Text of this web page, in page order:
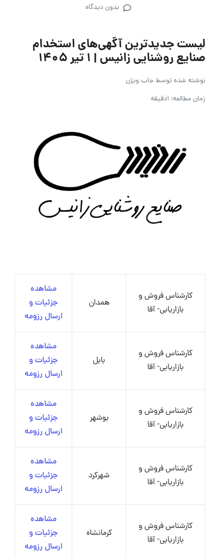
بدون دیدگاه
لیست جدیدترین آگهی‌های استخدام
صنایع روشنایی زانیس | ۱ تیر ۱۴۰۵
نوشته شده توسطجاب ویژن
زمان مطالعه: 1دقیقه
کارشناس فروش و
بازاریابی- آقا
همدان
مشاهده
جزئیات و
ارسال رزومه
کارشناس فروش و
بازاریابی- آقا
بابل
مشاهده
جزئیات و
ارسال رزومه
کارشناس فروش و
بازاریابی- آقا
بوشهر
مشاهده
جزئیات و
ارسال رزومه
کارشناس فروش و
بازاریابی- آقا
شهرکرد
مشاهده
جزئیات و
ارسال رزومه
کارشناس فروش و
بازاریابی- آقا
کرمانشاه
مشاهده
جزئیات و
ارسال رزومه